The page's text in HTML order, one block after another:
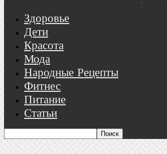
Здоровье
Дети
Красота
Мода
Народные Рецепты
Фитнес
Питание
Статьи